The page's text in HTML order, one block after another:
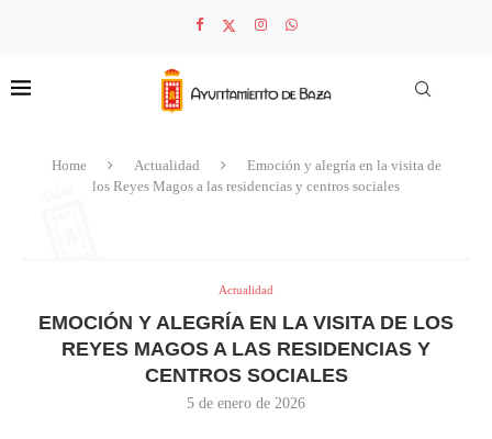
Home Actualidad
Emoción y alegría en la visita de
los Reyes Magos a las residencias y centros sociales
Actualidad
EMOCIÓN Y ALEGRÍA EN LA VISITA DE LOS
REYES MAGOS A LAS RESIDENCIAS Y
CENTROS SOCIALES
5 de enero de 2026